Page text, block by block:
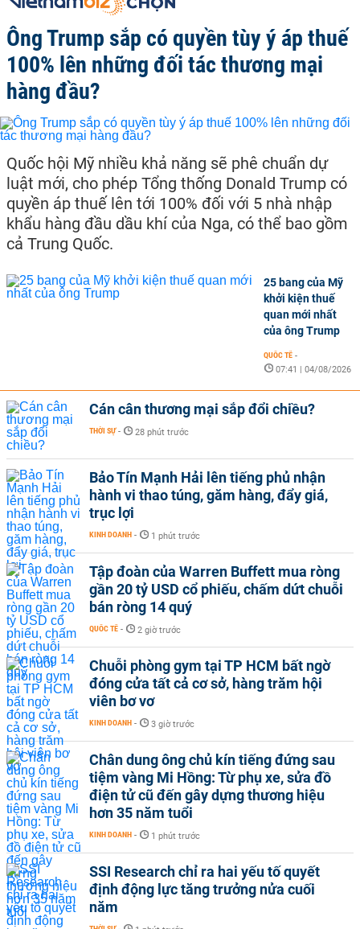
Ông Trump sắp có quyền tùy ý áp thuế
100% lên những đối tác thương mại
hàng đầu?
Quốc hội Mỹ nhiều khả năng sẽ phê chuẩn dự
luật mới, cho phép Tổng thống Donald Trump có
quyền áp thuế lên tới 100% đối với 5 nhà nhập
khẩu hàng đầu dầu khí của Nga, có thể bao gồm
cả Trung Quốc.
25 bang của Mỹ
khởi kiện thuế
quan mới nhất
của ông Trump
QUỐC TẾ -
07:41 | 04/08/2026
Cán cân thương mại sắp đổi chiều?
THỜI SỰ - 28 phút trước
Bảo Tín Mạnh Hải lên tiếng phủ nhận
hành vi thao túng, găm hàng, đẩy giá,
trục lợi
KINH DOANH - 1 phút trước
Tập đoàn của Warren Buffett mua ròng
gần 20 tỷ USD cổ phiếu, chấm dứt chuỗi
bán ròng 14 quý
QUỐC TẾ - 2 giờ trước
Chuỗi phòng gym tại TP HCM bất ngờ
đóng cửa tất cả cơ sở, hàng trăm hội
viên bơ vơ
KINH DOANH - 3 giờ trước
Chân dung ông chủ kín tiếng đứng sau
tiệm vàng Mi Hồng: Từ phụ xe, sửa đồ
điện tử cũ đến gây dựng thương hiệu
hơn 35 năm tuổi
KINH DOANH - 1 phút trước
SSI Research chỉ ra hai yếu tố quyết
định động lực tăng trưởng nửa cuối
năm